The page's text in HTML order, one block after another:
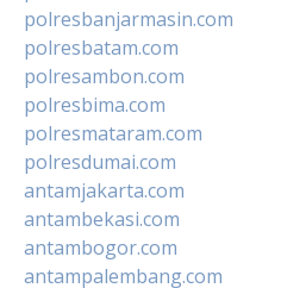
polresbanjarmasin.com
polresbatam.com
polresambon.com
polresbima.com
polresmataram.com
polresdumai.com
antamjakarta.com
antambekasi.com
antambogor.com
antampalembang.com